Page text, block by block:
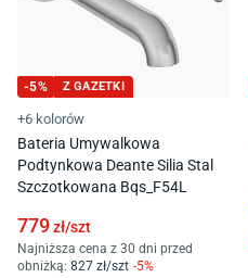
-5% Z GAZETKI
+6 kolorów
Bateria Umywalkowa
Podtynkowa Deante Silia Stal
Szczotkowana Bqs_F54L
779zł/szt
Najniższa cena z 30 dni przed
obniżką: 827 zł/szt -5%